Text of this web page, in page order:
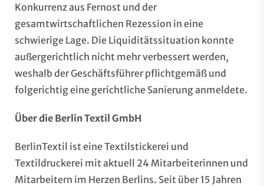
Konkurrenz aus Fernost und der
gesamtwirtschaftlichen Rezession in eine
schwierige Lage. Die Liquiditätssituation konnte
außergerichtlich nicht mehr verbessert werden,
weshalb der Geschäftsführer pflichtgemäß und
folgerichtig eine gerichtliche Sanierung anmeldete.
Über die Berlin Textil GmbH
BerlinTextil ist eine Textilstickerei und
Textildruckerei mit aktuell 24 Mitarbeiterinnen und
Mitarbeitern im Herzen Berlins. Seit über 15 Jahren